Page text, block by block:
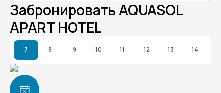
Забронировать AQUASOL
APART HOTEL
7 8 9 10 11 12 13 14